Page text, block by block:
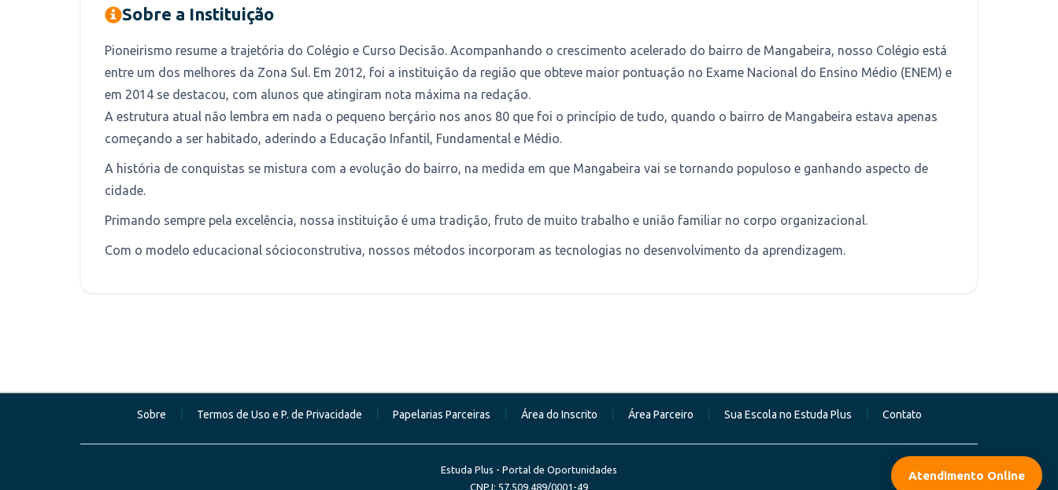
Sobre a Instituição
Pioneirismo resume a trajetória do Colégio e Curso Decisão. Acompanhando o crescimento acelerado do bairro de Mangabeira, nosso Colégio está
entre um dos melhores da Zona Sul. Em 2012, foi a instituição da região que obteve maior pontuação no Exame Nacional do Ensino Médio (ENEM) e
em 2014 se destacou, com alunos que atingiram nota máxima na redação.
A estrutura atual não lembra em nada o pequeno berçário nos anos 80 que foi o princípio de tudo, quando o bairro de Mangabeira estava apenas
começando a ser habitado, aderindo a Educação Infantil, Fundamental e Médio.
A história de conquistas se mistura com a evolução do bairro, na medida em que Mangabeira vai se tornando populoso e ganhando aspecto de
cidade.
Primando sempre pela excelência, nossa instituição é uma tradição, fruto de muito trabalho e união familiar no corpo organizacional.
Com o modelo educacional sócioconstrutiva, nossos métodos incorporam as tecnologias no desenvolvimento da aprendizagem.
Sobre Termos de Uso e P. de Privacidade Papelarias Parceiras Área do Inscrito Área Parceiro Sua Escola no Estuda Plus Contato
Estuda Plus - Portal de Oportunidades
CNPJ: 57.509.489/0001-49
Atendimento Online